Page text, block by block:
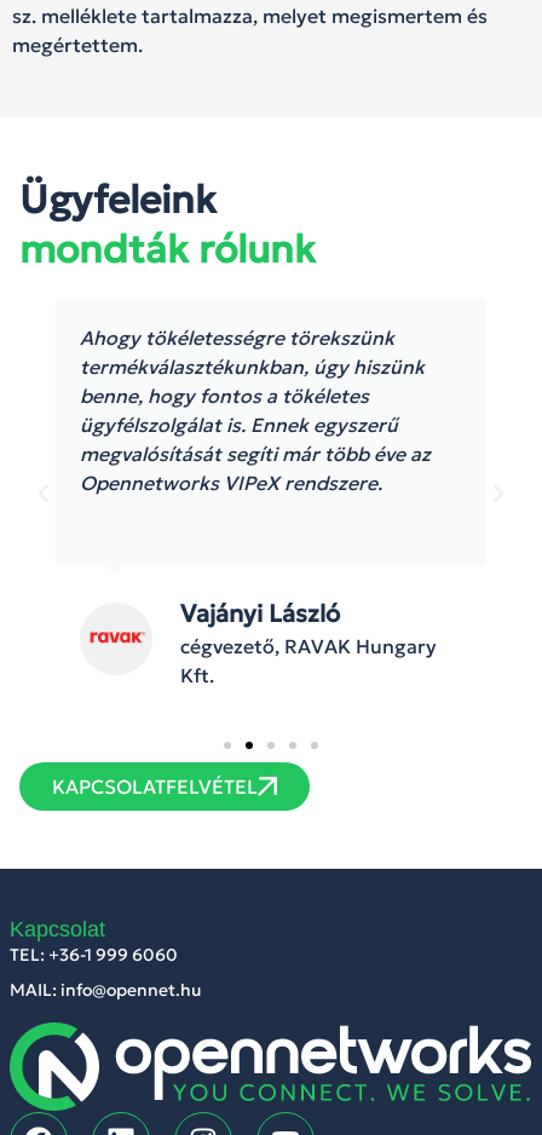
sz. melléklete tartalmazza, melyet megismertem és
megértettem.
Ügyfeleink
mondták rólunk
Ahogy tökéletességre törekszünk
termékválasztékunkban, úgy hiszünk
benne, hogy fontos a tökéletes
ügyfélszolgálat is. Ennek egyszerű
megvalósítását segíti már több éve az
Opennetworks VIPeX rendszere.
Vajányi László
cégvezető, RAVAK Hungary
Kft.
KAPCSOLATFELVÉTEL
Kapcsolat
TEL: +36-1 999 6060
MAIL: info@opennet.hu